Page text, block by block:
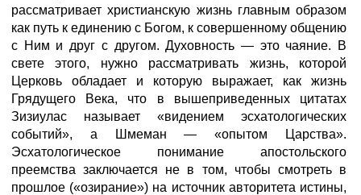
рассматривает христианскую жизнь главным образом
как путь к единению с Богом, к совершенному общению
с Ним и друг с другом. Духовность — это чаяние. В
свете этого, нужно рассматривать жизнь, которой
Церковь обладает и которую выражает, как жизнь
Грядущего Века, что в вышеприведенных цитатах
Зизиулас называет «видением эсхатологических
событий», а Шмеман — «опытом Царства».
Эсхатологическое понимание апостольского
преемства заключается не в том, чтобы смотреть в
прошлое («озирание») на источник авторитета истины,